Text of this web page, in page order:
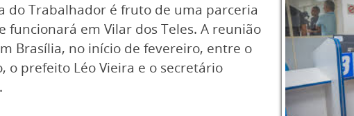
do Trabalhador é fruto de uma parceria
em Vilar dos Teles. A reunião
Brasília, no início de fevereiro, entre o
o prefeito Léo Vieira e o secretário